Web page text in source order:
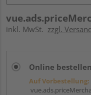
inkl. MwSt. zzgl.
Online bestellen
Auf Vorbestellung: